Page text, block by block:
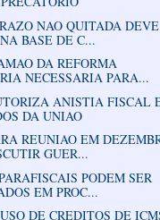
NAO QUITADA DEVE
BASE DE C...
DA REFORMA
NECESSARIA PARA...
ANISTIA FISCAL
DA UNIAO
REUNIAO EM
GUER...
PODEM SER
EM PROC...
DE CREDITOS DE